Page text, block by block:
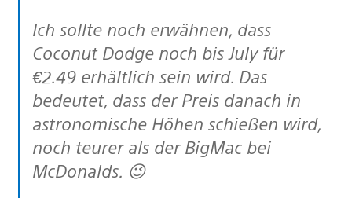
Ich sollte noch erwähnen, dass
Coconut Dodge noch bis July für
€2.49 erhältlich sein wird. Das
bedeutet, dass der Preis danach in
astronomische Höhen schießen wird,
noch teurer als der BigMac bei
McDonalds. 😉